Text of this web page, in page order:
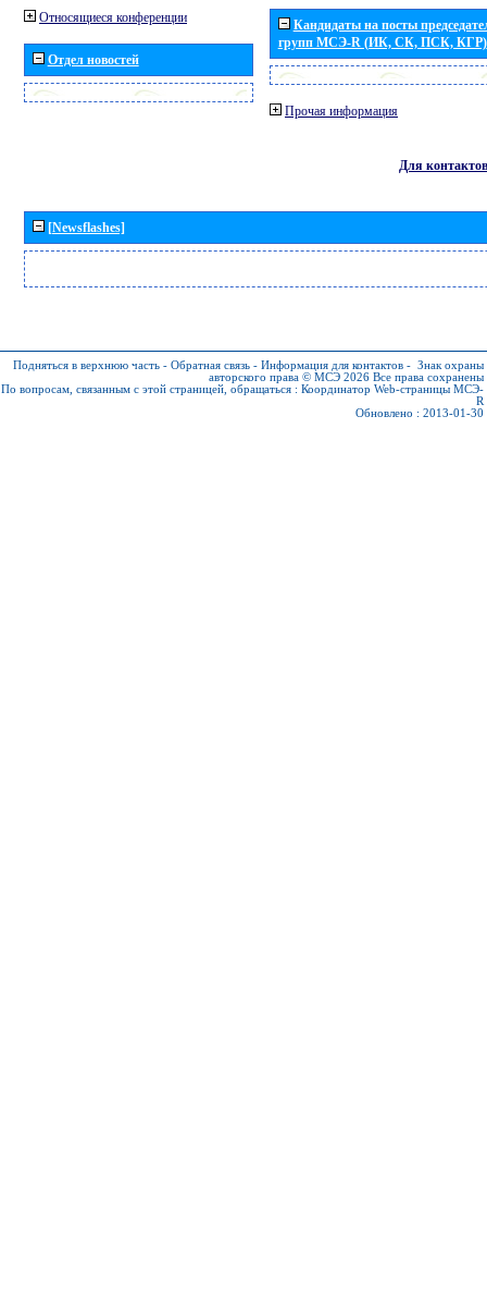
Относящиеся конференции
Отдел новостей
Кандидаты на посты
групп МСЭ-R (ИК, СК, ПСК, КГР)
Прочая информация
Для контактов
[Newsflashes]
Подняться в верхнюю часть - Обратная связь - Информация для контактов - Знак охраны
авторского права © МСЭ 2026 Все права сохранены
По вопросам, связанным с этой страницей, обращаться : Координатор Web-страницы МСЭ-
R
Обновлено : 2013-01-30